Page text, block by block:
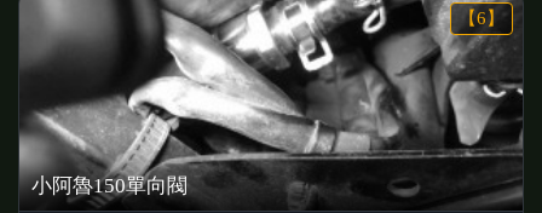
【6】
小阿魯150單向閥